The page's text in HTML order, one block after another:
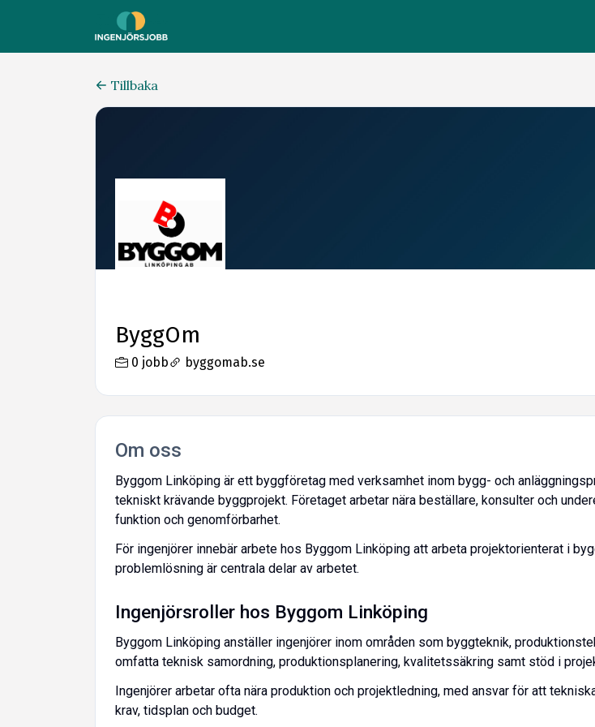
Tillbaka
ByggOm
0 jobb byggomab.se
Om oss
Byggom Linköping är ett byggföretag med verksamhet inom bygg- och
tekniskt krävande byggprojekt. Företaget arbetar nära beställare, konsulter och
funktion och genomförbarhet.
För ingenjörer innebär arbete hos Byggom Linköping att arbeta projektorienterat i
problemlösning är centrala delar av arbetet.
Ingenjörsroller hos Byggom Linköping
Byggom Linköping anställer ingenjörer inom områden som byggteknik,
omfatta teknisk samordning, produktionsplanering, kvalitetssäkring samt stöd i
Ingenjörer arbetar ofta nära produktion och projektledning, med ansvar för att
krav, tidsplan och budget.